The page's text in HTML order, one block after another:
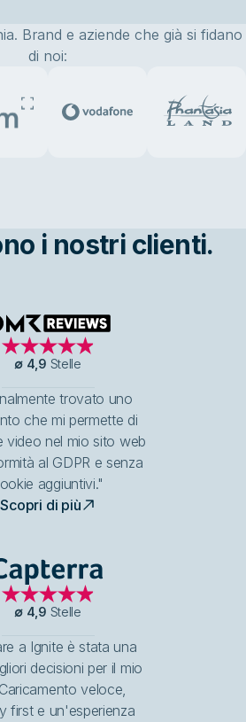
Brand e aziende che già si fidano
di noi:
i nostri clienti.
OMR Reviews
∅ 4,9 Stelle
trovato uno
che mi permette di
video nel mio sito web
al GDPR e senza
aggiuntivi."
Scopri di più
Capterra
∅ 4,9 Stelle
a Ignite è stata una
decisioni per il mio
veloce,
first e un'esperienza